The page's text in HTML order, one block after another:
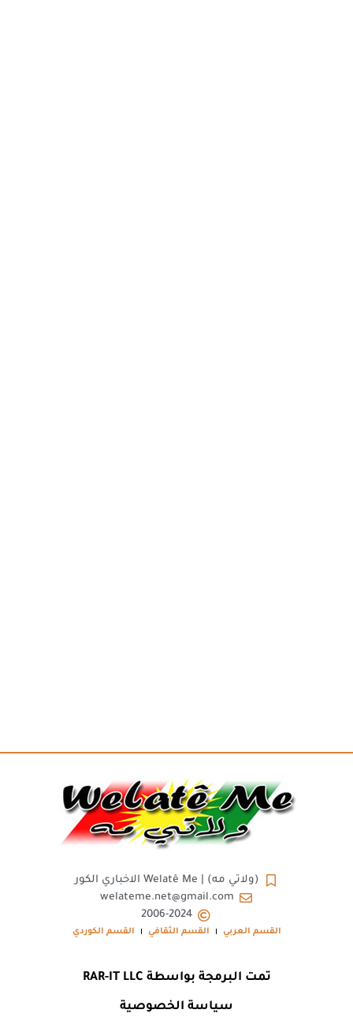
(ولاتي مه) | Welatê Me الاخباري الكور
welateme.net@gmail.com
2006-2024
القسم العربي القسم الثقافي القسم الكوردي
تمت البرمجة بواسطة RAR-IT LLC
سياسة الخصوصية